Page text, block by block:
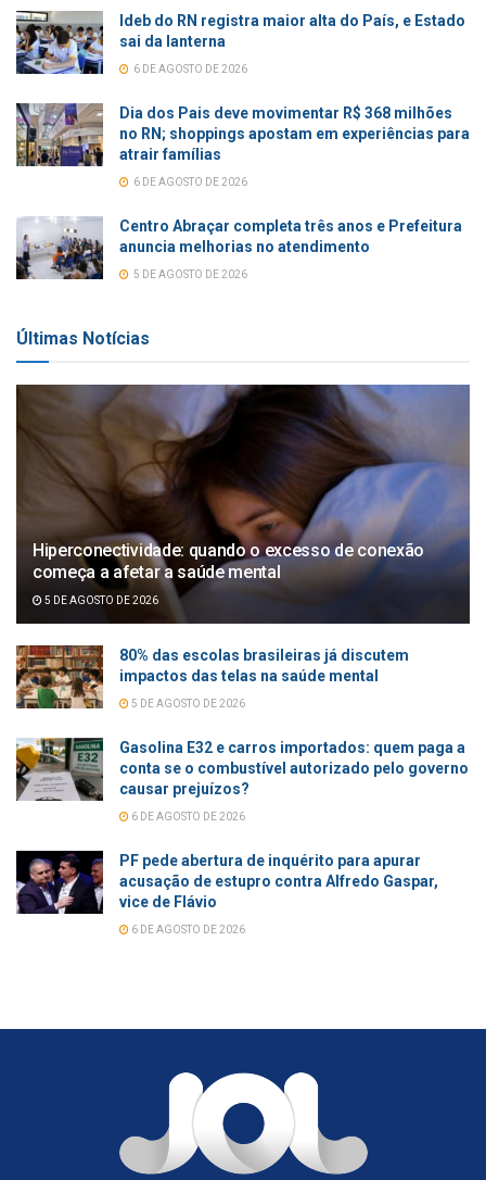
Ideb do RN registra maior alta do País, e Estado
sai da lanterna
6 DE AGOSTO DE 2026
Dia dos Pais deve movimentar R$ 368 milhões
no RN; shoppings apostam em experiências para
atrair famílias
6 DE AGOSTO DE 2026
Centro Abraçar completa três anos e Prefeitura
anuncia melhorias no atendimento
5 DE AGOSTO DE 2026
Últimas Notícias
Hiperconectividade: quando o excesso de conexão
começa a afetar a saúde mental
5 DE AGOSTO DE 2026
80% das escolas brasileiras já discutem
impactos das telas na saúde mental
5 DE AGOSTO DE 2026
Gasolina E32 e carros importados: quem paga a
conta se o combustível autorizado pelo governo
causar prejuízos?
6 DE AGOSTO DE 2026
PF pede abertura de inquérito para apurar
acusação de estupro contra Alfredo Gaspar,
vice de Flávio
6 DE AGOSTO DE 2026